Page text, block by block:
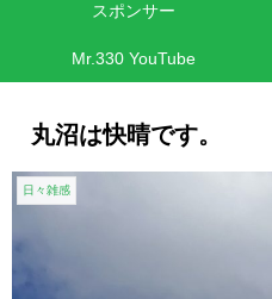
スポンサー
Mr.330 YouTube
丸沼は快晴です。
日々雑感